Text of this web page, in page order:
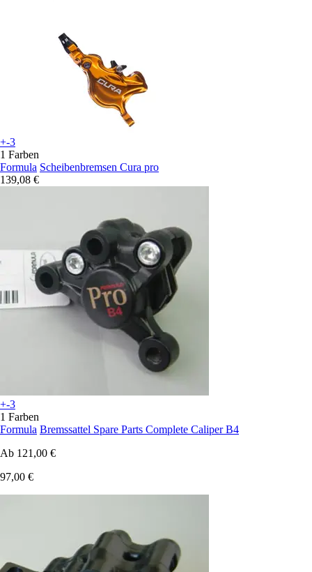
+-3
1 Farben
Formula Scheibenbremsen Cura pro
139,08 €
+-3
1 Farben
Formula Bremssattel Spare Parts Complete Caliper B4
Ab 121,00 €
97,00 €